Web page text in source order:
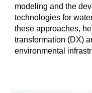
modeling and the
technologies for
these approaches,
transformation (DX)
environmental